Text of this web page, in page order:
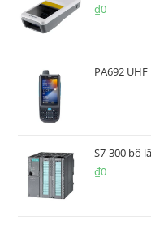
₫0
PA692 UHF
S7-300 bộ
₫0